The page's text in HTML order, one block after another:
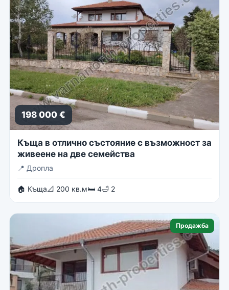
198 000 €
Къща в отлично състояние с възможност за
живеене на две семейства
📍 Дропла
🏠 Къща📐 200 кв.м🛏 4🛁 2
Продажба